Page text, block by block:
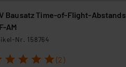
Bausatz Time-of-Flight-
AM
Nr. 158764
2 3 4 5 (2)